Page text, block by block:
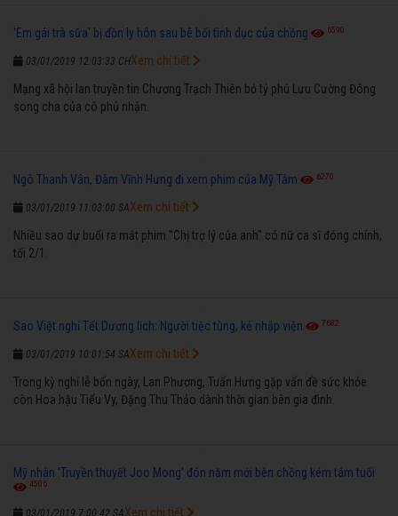
'Em gái trà sữa' bị đồn ly hôn sau bê bối tình dục của chồng 6590
03/01/2019 12:03:33 CH
Mạng xã hội lan truyền tin Chương Trạch Thiên bỏ tỷ phú Lưu Cường Đông
song cha của cô phủ nhận.
Xem chi tiết
Ngô Thanh Vân, Đàm Vĩnh Hưng đi xem phim của Mỹ Tâm 6270
03/01/2019 11:03:00 SA
Nhiều sao dự buổi ra mắt phim "Chị trợ lý của anh" có nữ ca sĩ đóng chính,
tối 2/1.
Xem chi tiết
Sao Việt nghỉ Tết Dương lịch: Người tiệc tùng, kẻ nhập viện 7682
03/01/2019 10:01:54 SA
Trong kỳ nghỉ lễ bốn ngày, Lan Phương, Tuấn Hưng gặp vấn đề sức khỏe
còn Hoa hậu Tiểu Vy, Đặng Thu Thảo dành thời gian bên gia đình.
Xem chi tiết
Mỹ nhân 'Truyền thuyết Joo Mong' đón năm mới bên chồng kém tám tuổi
4506
03/01/2019 7:00:42 SAXem chi tiết